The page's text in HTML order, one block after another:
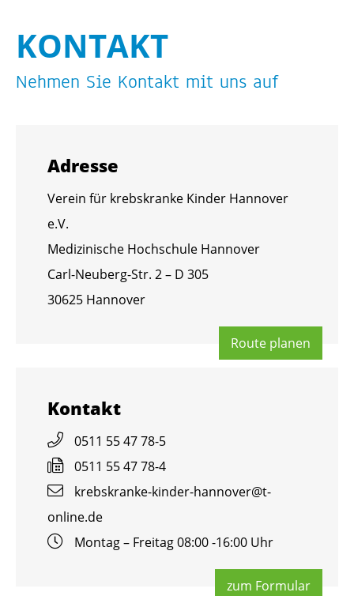
KON­TAKT
Neh­men Sie Kon­takt mit uns auf
Adres­se
Ver­ein für krebs­kran­ke Kin­der Han­no­ver
e.V.
Me­di­zi­ni­sche Hoch­schu­le Han­no­ver
Carl-Neu­berg-Str. 2 – D 305
30625 Han­no­ver
Route pla­nen
Kon­takt
0511 55 47 78-5
0511 55 47 78-4
krebs­kran­ke-kin­der-han­no­ver@​t-​
online.​de
Mon­tag – Frei­tag 08:00 -16:00 Uhr
zum For­mu­lar